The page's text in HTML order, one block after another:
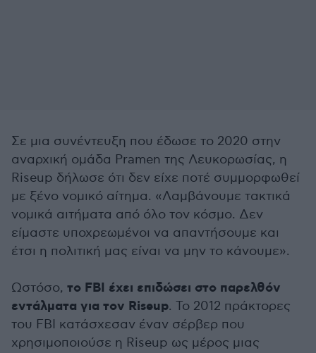
Σε μια συνέντευξη που έδωσε το 2020 στην
αναρχική ομάδα Pramen της Λευκορωσίας, η
Riseup δήλωσε ότι δεν είχε ποτέ συμμορφωθεί
με ξένο νομικό αίτημα. «Λαμβάνουμε τακτικά
νομικά αιτήματα από όλο τον κόσμο. Δεν
είμαστε υποχρεωμένοι να απαντήσουμε και
έτσι η πολιτική μας είναι να μην το κάνουμε».
Ωστόσο, το FBI έχει επιδώσει στο παρελθόν
εντάλματα για τον Riseup. Το 2012 πράκτορες
του FBI κατάσχεσαν έναν σέρβερ που
χρησιμοποιούσε η Riseup ως μέρος μιας